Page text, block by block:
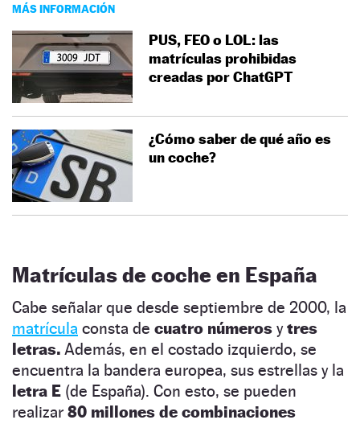
MÁS INFORMACIÓN
PUS, FEO o LOL: las
matrículas prohibidas
creadas por ChatGPT
¿Cómo saber de qué año es
un coche?
Matrículas de coche en España
Cabe señalar que desde septiembre de 2000, la
matrícula consta de cuatro números ytres
letras. Además, en el costado izquierdo, se
encuentra la bandera europea, sus estrellas y la
letra E (de España). Con esto, se pueden
realizar 80 millones de combinaciones